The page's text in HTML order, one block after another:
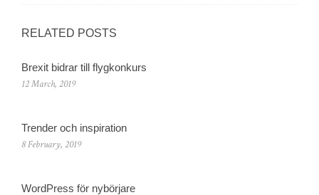
RELATED POSTS
Brexit bidrar till flygkonkurs
12 March, 2019
Trender och inspiration
8 February, 2019
WordPress för nybörjare